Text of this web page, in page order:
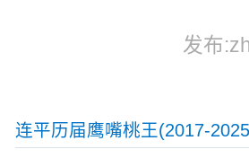
发布
连平历届鹰嘴桃王(2017-